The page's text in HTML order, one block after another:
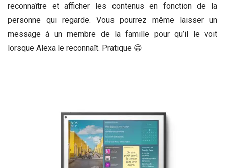
reconnaître et afficher les contenus en fonction de la
personne qui regarde. Vous pourrez même laisser un
message à un membre de la famille pour qu’il le voit
lorsque Alexa le reconnaît. Pratique 😁